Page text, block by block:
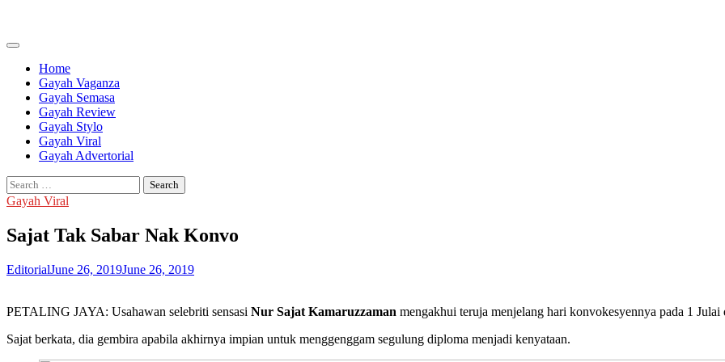
content
Home
Gayah Vaganza
Gayah Semasa
Gayah Review
Gayah Stylo
Gayah Viral
Gayah Advertorial
Search
for:
Gayah Viral
Sajat Tak Sabar Nak Konvo
EditorialJune 26, 2019June 26, 2019
PETALING JAYA: Usahawan selebriti sensasi Nur Sajat Kamaruzzaman mengakhui teruja menjelang hari konvokesyennya pada 1 Julai
Sajat berkata, dia gembira apabila akhirnya impian untuk menggenggam segulung diploma menjadi kenyataan.